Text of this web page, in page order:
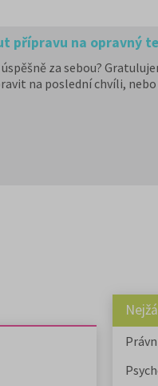
přípravu na opravný
za sebou?
na poslední chvíli,